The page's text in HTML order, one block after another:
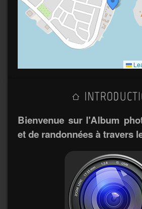
Bienvenue sur l'Album
et de randonnées à travers